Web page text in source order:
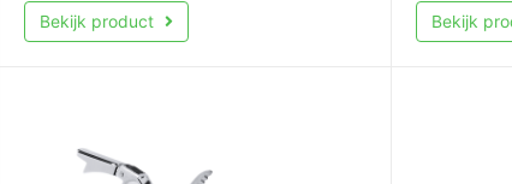
Bekijk product Bekijk